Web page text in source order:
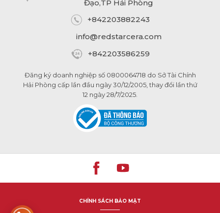
Đạo,TP Hải Phòng
+842203882243
info@redstarcera.com
+842203586259
Đăng ký doanh nghiệp số 0800064718 do Sở Tài Chính
Hải Phòng cấp lần đầu ngày 30/12/2005, thay đổi lần thứ
12 ngày 28/7/2025.
CHÍNH SÁCH BẢO MẬT